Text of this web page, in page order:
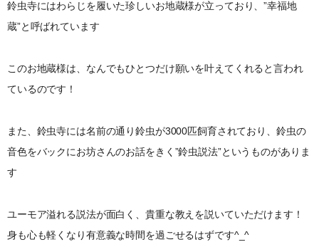
鈴虫寺にはわらじを履いた珍しいお地蔵様が立っており、”幸福地
蔵”と呼ばれています
このお地蔵様は、なんでもひとつだけ願いを叶えてくれると言われ
ているのです！
また、鈴虫寺には名前の通り鈴虫が3000匹飼育されており、鈴虫の
音色をバックにお坊さんのお話をきく”鈴虫説法”というものがありま
す
ユーモア溢れる説法が面白く、貴重な教えを説いていただけます！
身も心も軽くなり有意義な時間を過ごせるはずです^_^